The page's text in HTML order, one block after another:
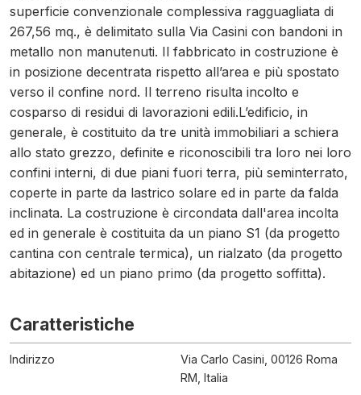
superficie convenzionale complessiva ragguagliata di
267,56 mq., è delimitato sulla Via Casini con bandoni in
metallo non manutenuti. Il fabbricato in costruzione è
in posizione decentrata rispetto all’area e più spostato
verso il confine nord. Il terreno risulta incolto e
cosparso di residui di lavorazioni edili.L’edificio, in
generale, è costituito da tre unità immobiliari a schiera
allo stato grezzo, definite e riconoscibili tra loro nei loro
confini interni, di due piani fuori terra, più seminterrato,
coperte in parte da lastrico solare ed in parte da falda
inclinata. La costruzione è circondata dall'area incolta
ed in generale è costituita da un piano S1 (da progetto
cantina con centrale termica), un rialzato (da progetto
abitazione) ed un piano primo (da progetto soffitta).
Caratteristiche
Indirizzo
Via Carlo Casini, 00126 Roma
RM, Italia